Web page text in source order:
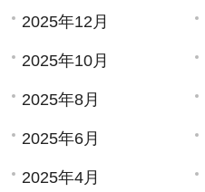
2025年12月
2025年10月
2025年8月
2025年6月
2025年4月